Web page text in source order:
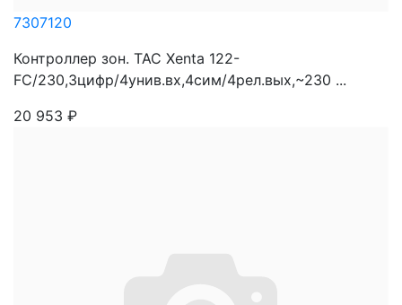
7307120
Контроллер зон. TAC Xenta 122-
FC/230,3цифр/4унив.вх,4сим/4рел.вых,~230 ...
20 953 ₽